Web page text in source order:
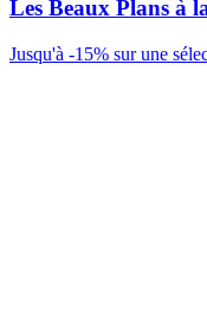
Les Beaux Plans à
Jusqu'à -15% sur une